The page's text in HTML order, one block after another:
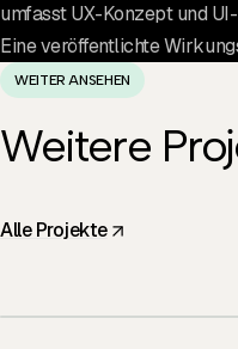
umfasst UX-Konzept und
Eine veröffentlichte
WEITER ANSEHEN
Weitere
Alle Projekte